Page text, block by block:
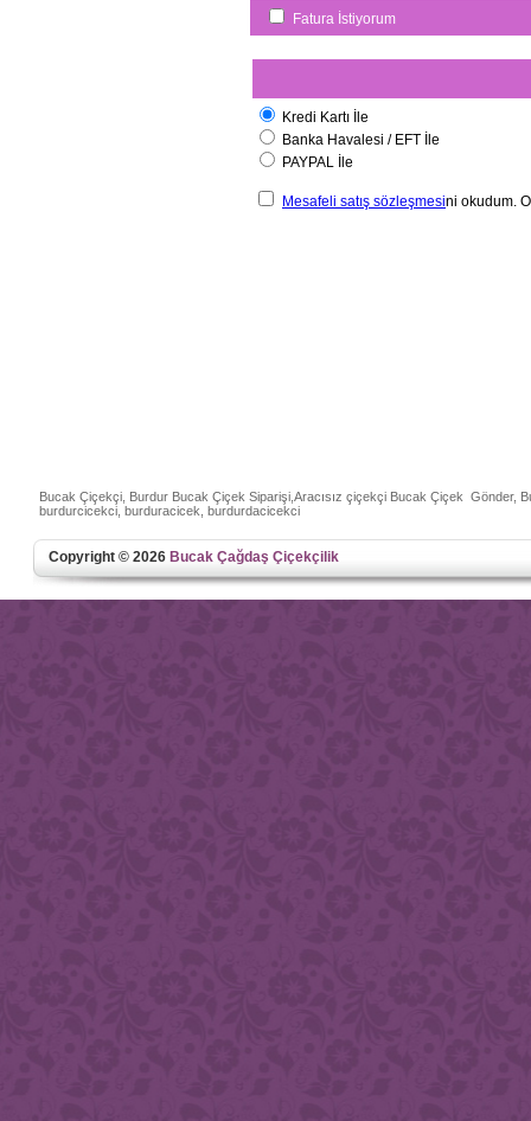
Fatura İstiyorum
Kredi Kartı İle
Banka Havalesi / EFT İle
PAYPAL İle
Mesafeli satış sözleşmesini okudum.
Copyright © 2026 Bucak Çağdaş Çiçekçilik
Bucak Çiçekçi, Burdur Bucak Çiçek Siparişi,Aracısız çiçekçi Bucak Çiçek
burdurcicekci, burduracicek, burdurdacicekci